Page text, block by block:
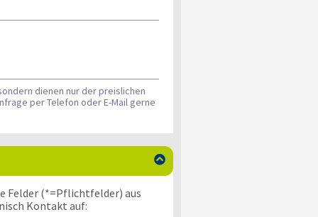
dienen nur der preislichen
per Telefon oder E-Mail gerne

Felder (*=Pflichtfelder) aus
Kontakt auf: